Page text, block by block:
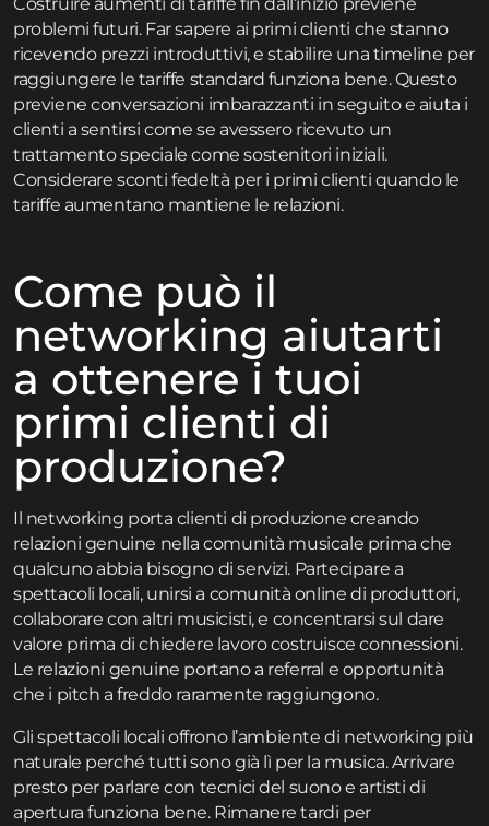
problemi futuri. Far sapere ai primi clienti che stanno
ricevendo prezzi introduttivi, e stabilire una timeline per
raggiungere le tariffe standard funziona bene. Questo
previene conversazioni imbarazzanti in seguito e aiuta i
clienti a sentirsi come se avessero ricevuto un
trattamento speciale come sostenitori iniziali.
Considerare sconti fedeltà per i primi clienti quando le
tariffe aumentano mantiene le relazioni.
Come può il
networking aiutarti
a ottenere i tuoi
primi clienti di
produzione?
Il networking porta clienti di produzione creando
relazioni genuine nella comunità musicale prima che
qualcuno abbia bisogno di servizi. Partecipare a
spettacoli locali, unirsi a comunità online di produttori,
collaborare con altri musicisti, e concentrarsi sul dare
valore prima di chiedere lavoro costruisce connessioni.
Le relazioni genuine portano a referral e opportunità
che i pitch a freddo raramente raggiungono.
Gli spettacoli locali offrono l’ambiente di networking più
naturale perché tutti sono già lì per la musica. Arrivare
presto per parlare con tecnici del suono e artisti di
apertura funziona bene. Rimanere tardi per